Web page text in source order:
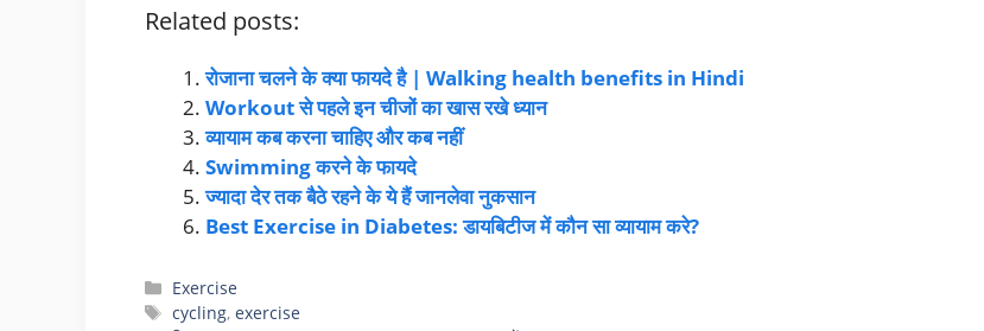
Related posts:
रोजाना चलने के क्या फायदे है | Walking health benefits in Hindi
Workout से पहले इन चीजों का खास रखे ध्यान
व्यायाम कब करना चाहिए और कब नहीं
Swimming करने के फायदे
ज्यादा देर तक बैठे रहने के ये हैं जानलेवा नुकसान
Best Exercise in Diabetes: डायबिटीज में कौन सा व्यायाम करे?
Exercise
cycling,exercise